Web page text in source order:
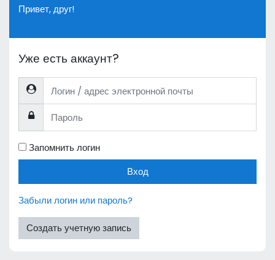
Привет, друг!
Уже есть аккаунт?
Логин / адрес электронной почты
Пароль
Запомнить логин
Вход
Забыли логин или пароль?
Создать учетную запись